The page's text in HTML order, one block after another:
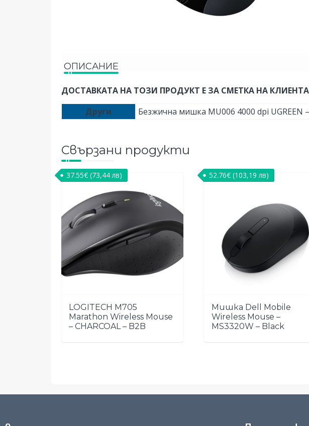
ОПИСАНИЕ
ДОСТАВКАТА НА ТОЗИ ПРОДУКТ Е ЗА СМЕТКА НА
Други
Безжична мишка МU006 4000 dpi UGREEN
Свързани продукти
LOGITECH M705
Marathon Wireless Mouse
– CHARCOAL – B2B
37.55€ (73,44 лв)
Мишка Dell Mobile
Wireless Mouse –
MS3320W – Black
52.76€ (103,19 лв)